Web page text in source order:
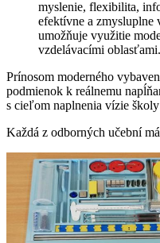
myslenie, flexibilita,
efektívne a
umožňuje využitie
vzdelávacími oblasťami.
Prínosom moderného
podmienok k reálnemu
s cieľom naplnenia vízie
Každá z odborných učební